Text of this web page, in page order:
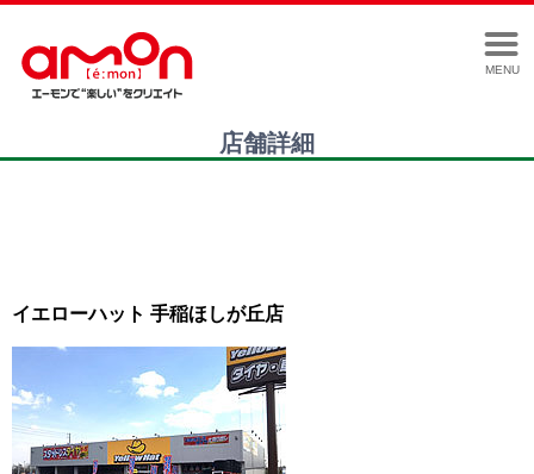
MENU
店舗詳細
イエローハット 手稲ほしが丘店